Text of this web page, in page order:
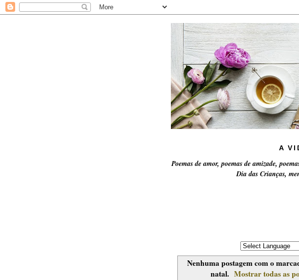
A
Poemas de amor, poemas de amizade,
Dia das Crianças,
Nenhuma postagem com o
natal. Mostrar todas as